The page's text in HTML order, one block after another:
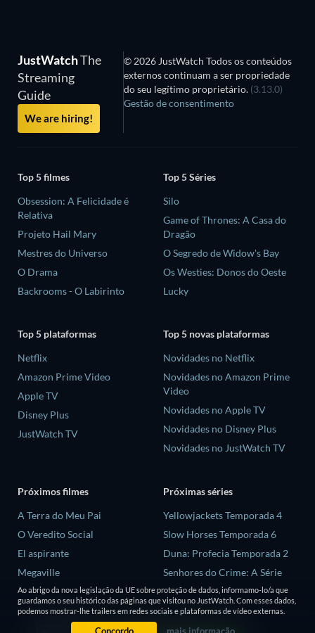
JustWatchThe
Streaming
Guide
We are hiring!
© 2026 JustWatch Todos os conteúdos
externos continuam a ser propriedade
do seu legítimo proprietário. (3.13.0)
Gestão de consentimento
Top 5 filmes
Obsession: A Felicidade é
Relativa
Projeto Hail Mary
Mestres do Universo
O Drama
Backrooms - O Labirinto
Top 5 Séries
Silo
Game of Thrones: A Casa do
Dragão
O Segredo de Widow's Bay
Os Westies: Donos do Oeste
Lucky
Top 5 plataformas
Netflix
Amazon Prime Video
Apple TV
Disney Plus
JustWatch TV
Top 5 novas plataformas
Novidades no Netflix
Novidades no Amazon Prime
Video
Novidades no Apple TV
Novidades no Disney Plus
Novidades no JustWatch TV
Próximos filmes
A Terra do Meu Pai
O Veredito Social
El aspirante
Megaville
Hendrix
Próximas séries
Yellowjackets Temporada 4
Slow Horses Temporada 6
Duna: Profecia Temporada 2
Senhores do Crime: A Série
Temporada 2
Love is Blind: Reino Unido
Temporada 3
Ao abrigo da nova legislação da UE sobre proteção de dados, informamo-lo/a que
guardamos o seu histórico das páginas que visitou no JustWatch. Com esses dados,
podemos mostrar-lhe trailers em redes sociais e plataformas de vídeo externas.